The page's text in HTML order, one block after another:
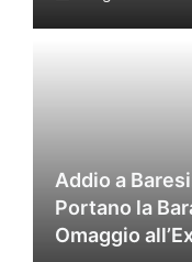
Addio a
Portano la
Omaggio